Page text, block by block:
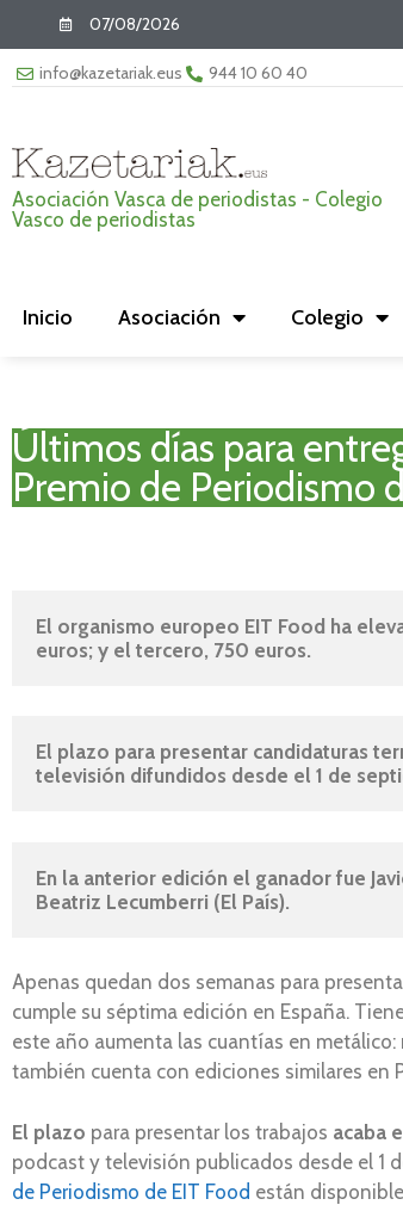
07/08/2026
info@kazetariak.eus 944 10 60 40
Asociación Vasca de periodistas - Colegio
Vasco de periodistas
Inicio Asociación Colegio
Últimos días para
Premio de Periodismo
El organismo europeo EIT Food ha
euros; y el tercero, 750 euros.
El plazo para presentar candidaturas
televisión difundidos desde el 1 de
En la anterior edición el ganador fue
Beatriz Lecumberri (El País).
Apenas quedan dos semanas para
cumple su séptima edición en España.
este año aumenta las cuantías en metálico:
también cuenta con ediciones similares en
El plazo para presentar los trabajos acaba
podcast y televisión publicados desde el 1
de Periodismo de EIT Food están